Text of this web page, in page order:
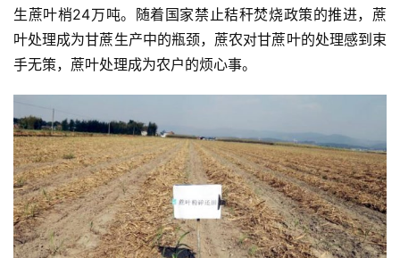
生蔗叶梢24万吨。随着国家禁止秸秆焚烧政策的推进，蔗
叶处理成为甘蔗生产中的瓶颈，蔗农对甘蔗叶的处理感到束
手无策，蔗叶处理成为农户的烦心事。